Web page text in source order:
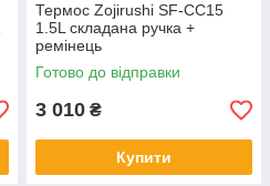
Термос Zojirushi SF-CC15
1.5L складана ручка +
ремінець
Готово до відправки
3 010 ₴
Купити